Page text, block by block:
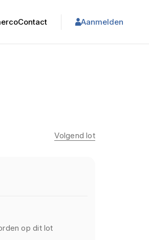
Contact Aanmelden
Volgend lot
op dit lot